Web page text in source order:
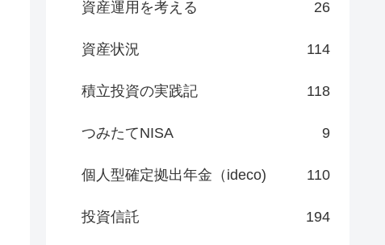
資産運用を考える 26
資産状況 114
積立投資の実践記 118
つみたてNISA 9
個人型確定拠出年金（ideco) 110
投資信託 194